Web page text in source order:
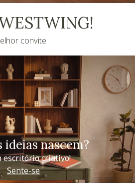
convite
ideias nascem?
escritório criativo!
Sente-se